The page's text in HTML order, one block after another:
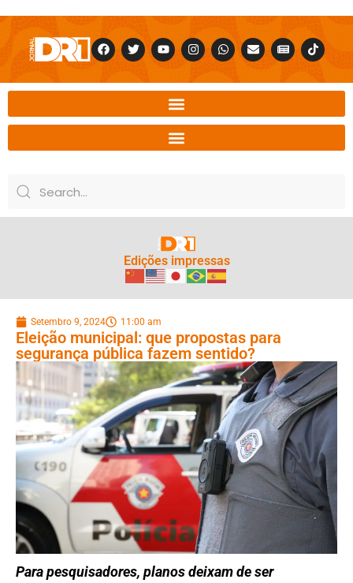
Edições impressas
Setembro 9, 2024 11:00 am
Eleição municipal: que propostas para
segurança pública fazem sentido?
Para pesquisadores, planos deixam de ser